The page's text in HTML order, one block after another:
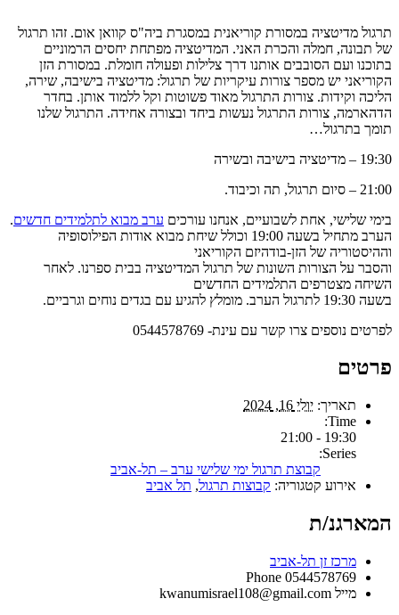
תרגול מדיטציה במסורת קוריאנית במסגרת ביה"ס קוואן אום. זהו תרגול
של תבונה, חמלה והכרת האני. המדיטציה מפתחת יחסים הרמוניים
בתוכנו ועם הסובבים אותנו דרך צלילות ופעולה חומלת. במסורת הזן
הקוריאני יש מספר צורות עיקריות של תרגול: מדיטציה בישיבה, שירה,
הליכה וקידות. צורות התרגול מאוד פשוטות וקל ללמוד אותן. בחדר
הדהארמה, צורות התרגול נעשות ביחד ובצורה אחידה. התרגול שלנו
תומך בתרגול…
19:30 – מדיטציה בישיבה ובשירה
21:00 – סיום תרגול, תה וכיבוד.
בימי שלישי, אחת לשבועיים, אנחנו עורכים ערב מבוא לתלמידים חדשים.
הערב מתחיל בשעה 19:00 וכולל שיחת מבוא אודות הפילוסופיה
וההיסטוריה של הזן-בודהיזם הקוריאני
והסבר על הצורות השונות של תרגול המדיטציה בבית ספרנו. לאחר
השיחה מצטרפים התלמידים החדשים
בשעה 19:30 לתרגול הערב. מומלץ להגיע עם בגדים נוחים וגרביים.
לפרטים נוספים צרו קשר עם עינת- 0544578769
פרטים
תאריך: יולי 16, 2024
Time:
19:30 - 21:00
Series:
קבוצת תרגול ימי שלישי ערב – תל-אביב
אירוע קטגוריה: קבוצות תרגול, תל אביב
המארגנ/ת
מרכז זן תל-אביב
Phone 0544578769
מייל kwanumisrael108@gmail.com